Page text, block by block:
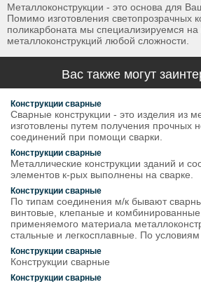
Металлоконструкции - это основа для
Помимо изготовления светопрозрачных
поликарбоната мы специализируемся на
металлоконструкций любой сложности.
Вас также могут
Конструкции сварные
Сварные конструкции - это изделия из
изготовлены путем получения прочных
соединений при помощи сварки.
Конструкции сварные
Металлические конструкции зданий и
элементов к-рых выполнены на сварке.
Конструкции сварные
По типам соединения м/к бывают
винтовые, клепаные и
применяемого материала
стальные и легкосплавные. По условиям
Конструкции сварные
Конструкции сварные
Конструкции сварные